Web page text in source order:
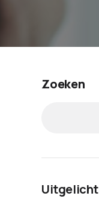
Zoeken
Uitgelicht